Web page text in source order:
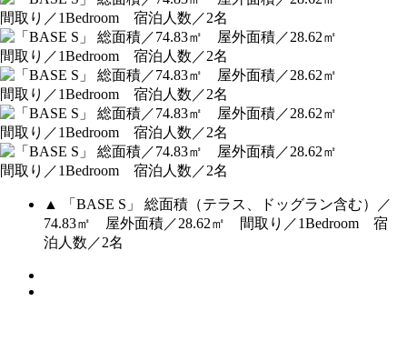
▲ 「BASE S」 総面積（テラス、ドッグラン含む）／
74.83㎡ 屋外面積／28.62㎡ 間取り／1Bedroom 宿
泊人数／2名